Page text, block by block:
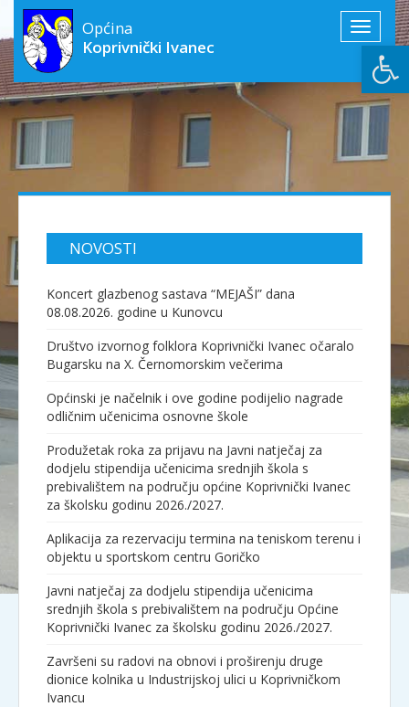
Toggle
Općina
Koprivnički Ivanec
NOVOSTI
Koncert glazbenog sastava “MEJAŠI” dana
08.08.2026. godine u Kunovcu
Društvo izvornog folklora Koprivnički Ivanec očaralo
Bugarsku na X. Černomorskim večerima
Općinski je načelnik i ove godine podijelio nagrade
odličnim učenicima osnovne škole
Produžetak roka za prijavu na Javni natječaj za
dodjelu stipendija učenicima srednjih škola s
prebivalištem na području općine Koprivnički Ivanec
za školsku godinu 2026./2027.
Aplikacija za rezervaciju termina na teniskom terenu i
objektu u sportskom centru Goričko
Javni natječaj za dodjelu stipendija učenicima
srednjih škola s prebivalištem na području Općine
Koprivnički Ivanec za školsku godinu 2026./2027.
Završeni su radovi na obnovi i proširenju druge
dionice kolnika u Industrijskoj ulici u Koprivničkom
Ivancu